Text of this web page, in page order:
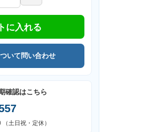
に入れる
いて問い合わせ
確認はこちら
土日祝・定休）